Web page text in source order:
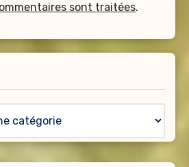
sont traitées.